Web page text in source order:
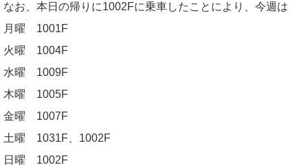
なお、本日の帰りに1002Fに乗車したことにより、今週は
月曜 1001F
火曜 1004F
水曜 1009F
木曜 1005F
金曜 1007F
土曜 1031F、1002F
日曜 1002F